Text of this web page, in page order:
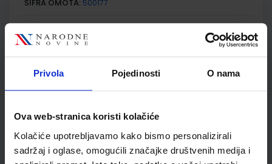
Privola Pojedinosti O nama
Ova web-stranica koristi kolačiće
Kolačiće upotrebljavamo kako bismo personalizirali
sadržaj i oglase, omogućili značajke društvenih medija i
ŠIFRA OMOTA: 500177
Udžbenik Omot
razredu osnovne škole
6004-DOM
SKU:556215 CIJENA:13,60 €